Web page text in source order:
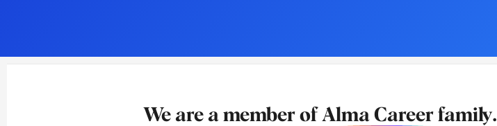
o
g
d
b
We are a member of Alma Careerfamily.